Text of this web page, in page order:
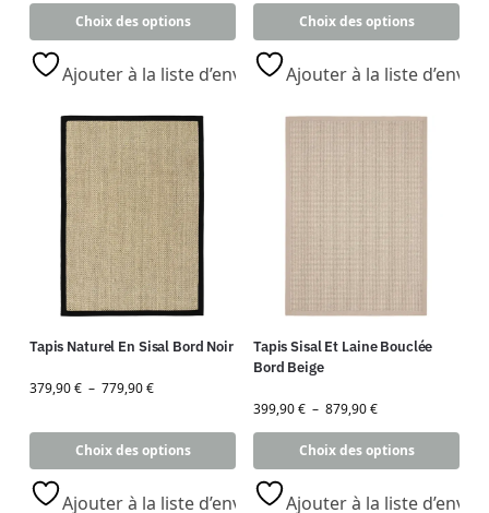
Choix des options
Ajouter à la liste d’envies
Choix des options
Ajouter à la liste d’envies
Tapis Naturel En Sisal Bord Noir
379,90€ – 779,90€
Choix des options
Ajouter à la liste d’envies
Tapis Sisal Et Laine Bouclée
Bord Beige
399,90€ – 879,90€
Choix des options
Ajouter à la liste d’envies